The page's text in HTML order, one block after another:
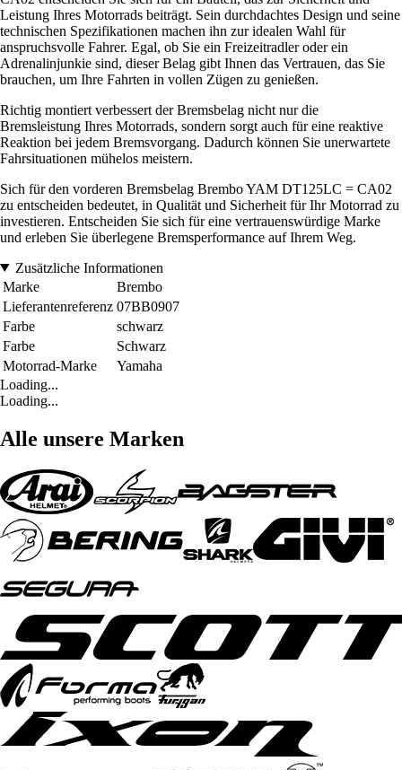
Leistung Ihres Motorrads beiträgt. Sein durchdachtes Design und seine
technischen Spezifikationen machen ihn zur idealen Wahl für
anspruchsvolle Fahrer. Egal, ob Sie ein Freizeitradler oder ein
Adrenalinjunkie sind, dieser Belag gibt Ihnen das Vertrauen, das Sie
brauchen, um Ihre Fahrten in vollen Zügen zu genießen.
Richtig montiert verbessert der Bremsbelag nicht nur die
Bremsleistung Ihres Motorrads, sondern sorgt auch für eine reaktive
Reaktion bei jedem Bremsvorgang. Dadurch können Sie unerwartete
Fahrsituationen mühelos meistern.
Sich für den vorderen Bremsbelag Brembo YAM DT125LC = CA02
zu entscheiden bedeutet, in Qualität und Sicherheit für Ihr Motorrad zu
investieren. Entscheiden Sie sich für eine vertrauenswürdige Marke
und erleben Sie überlegene Bremsperformance auf Ihrem Weg.
Zusätzliche Informationen
Marke
Brembo
Lieferantenreferenz 07BB0907
Farbe
schwarz
Farbe
Schwarz
Motorrad-Marke
Yamaha
Loading...
Loading...
Alle unsere Marken